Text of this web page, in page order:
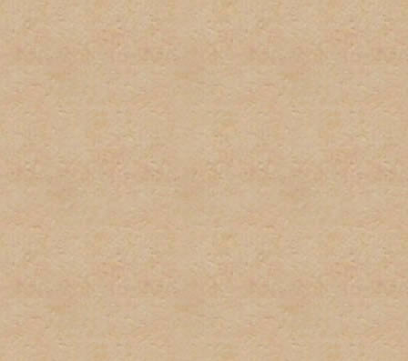
2. No habrá uso excesivo
mantengan este tipo del
3. Cada usuario tiene
suplantación de terceros
instancia habrá una
instacia el usuario sera
o herir algun otro